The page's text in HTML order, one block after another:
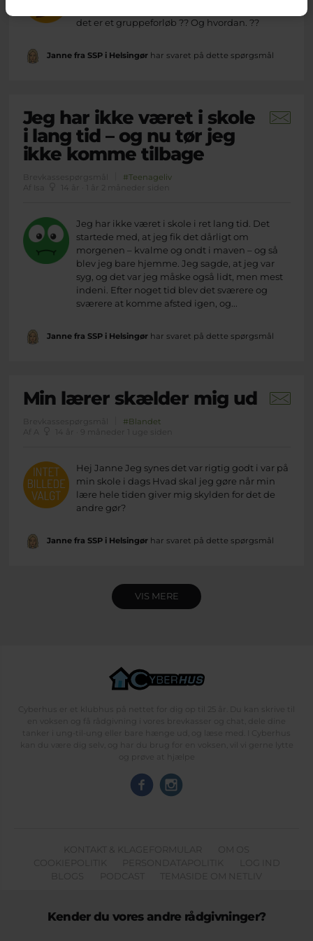
det er et gruppeforløb ?? Og hvordan. ??
Janne fra SSP i Helsingørhar svaret på dette spørgsmål
Jeg har ikke været i skole
i lang tid – og nu tør jeg
ikke komme tilbage
Brevkassespørgsmål
#Teenageliv
Af Isa
14 år · 1 år 2 måneder siden
Jeg har ikke været i skole i ret lang tid. Det
startede med, at jeg fik det dårligt om
morgenen – kvalme og ondt i maven – og så
blev jeg bare hjemme. Jeg sagde, at jeg var
syg, og det var jeg måske også lidt, men mest
indeni. Efter noget tid blev det sværere og
sværere at komme afsted igen, og...
Janne fra SSP i Helsingørhar svaret på dette spørgsmål
Min lærer skælder mig ud
Brevkassespørgsmål
#Blandet
Af A
14 år · 9 måneder 1 uge siden
Hej Janne Jeg synes det var rigtig godt i var på
min skole i dags Hvad skal jeg gøre når min
lære hele tiden giver mig skylden for det de
andre gør?
Janne fra SSP i Helsingørhar svaret på dette spørgsmål
VIS MERE
Cyberhus er et klubhus på nettet for dig op til 25 år. Du kan skrive til
en voksen og få rådgivning i vores brevkasser og chat, dele dine
tanker i ung-til-ung eller bare hænge ud, og læse med. I Cyberhus
kan du være dig selv, og har du brug for en voksen, vil vi gerne lytte
og prøve at hjælpe
KONTAKT & KLAGEFORMULAR
OM OS
COOKIEPOLITIK
PERSONDATAPOLITIK
LOG IND
BLOGS
PODCAST TEMASIDE OM NETLIV
Kender du vores andre rådgivninger?